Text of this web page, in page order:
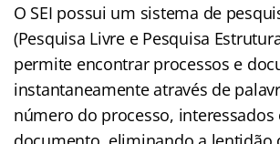
O SEI possui um sistema de
(Pesquisa Livre e Pesquisa
permite encontrar processos e
instantaneamente através de
número do processo,